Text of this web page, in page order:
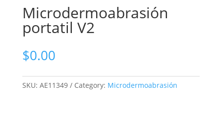
Microdermoabrasión
portatil V2
$0.00
SKU: AE11349 Category: Microdermoabrasión